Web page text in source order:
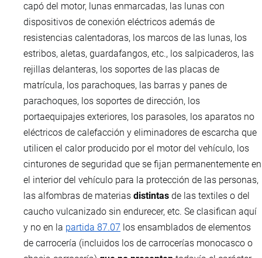
capó del motor, lunas enmarcadas, las lunas con
dispositivos de conexión eléctricos además de
resistencias calentadoras, los marcos de las lunas, los
estribos, aletas, guardafangos, etc., los salpicaderos, las
rejillas delanteras, los soportes de las placas de
matrícula, los parachoques, las barras y panes de
parachoques, los soportes de dirección, los
portaequipajes exteriores, los parasoles, los aparatos no
eléctricos de calefacción y eliminadores de escarcha que
utilicen el calor producido por el motor del vehículo, los
cinturones de seguridad que se fijan permanentemente en
el interior del vehículo para la protección de las personas,
las alfombras de materias distintas de las textiles o del
caucho vulcanizado sin endurecer, etc. Se clasifican aquí
y no en la partida 87.07 los ensamblados de elementos
de carrocería (incluidos los de carrocerías monocasco o